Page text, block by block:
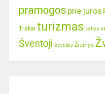
pramogos prie juros
Trakai turizmas valtys
Šventoji šventės Židinys